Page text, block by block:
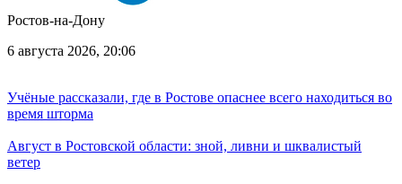
Ростов-на-Дону
6 августа 2026, 20:06
Учёные рассказали, где в Ростове опаснее всего находиться во
время шторма
Август в Ростовской области: зной, ливни и шквалистый
ветер